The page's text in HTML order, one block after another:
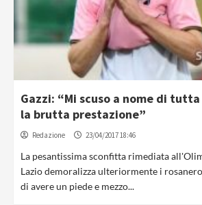
Gazzi: “Mi scuso a nome di
la brutta prestazione”
Redazione 23/04/2017 18:46
La pesantissima sconfitta rimediata
Lazio demoralizza ulteriormente i
di avere un piede e mezzo...